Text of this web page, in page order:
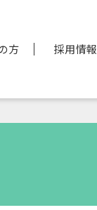
方 採用情報